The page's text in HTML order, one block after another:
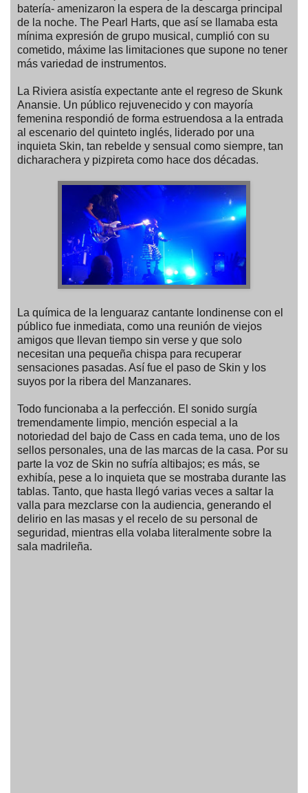
batería- amenizaron la espera de la descarga principal
de la noche. The Pearl Harts, que así se llamaba esta
mínima expresión de grupo musical, cumplió con su
cometido, máxime las limitaciones que supone no tener
más variedad de instrumentos.
La Riviera asistía expectante ante el regreso de Skunk
Anansie. Un público rejuvenecido y con mayoría
femenina respondió de forma estruendosa a la entrada
al escenario del quinteto inglés, liderado por una
inquieta Skin, tan rebelde y sensual como siempre, tan
dicharachera y pizpireta como hace dos décadas.
La química de la lenguaraz cantante londinense con el
público fue inmediata, como una reunión de viejos
amigos que llevan tiempo sin verse y que solo
necesitan una pequeña chispa para recuperar
sensaciones pasadas. Así fue el paso de Skin y los
suyos por la ribera del Manzanares.
Todo funcionaba a la perfección. El sonido surgía
tremendamente limpio, mención especial a la
notoriedad del bajo de Cass en cada tema, uno de los
sellos personales, una de las marcas de la casa. Por su
parte la voz de Skin no sufría altibajos; es más, se
exhibía, pese a lo inquieta que se mostraba durante las
tablas. Tanto, que hasta llegó varias veces a saltar la
valla para mezclarse con la audiencia, generando el
delirio en las masas y el recelo de su personal de
seguridad, mientras ella volaba literalmente sobre la
sala madrileña.